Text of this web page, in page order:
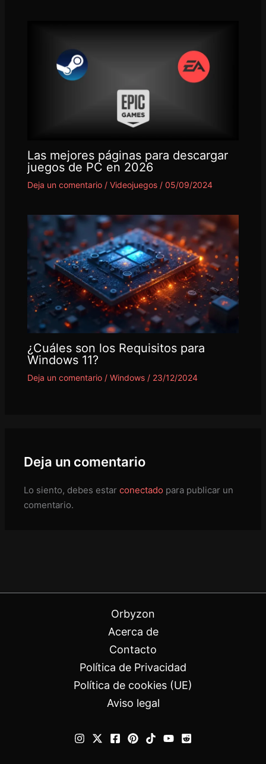
Las mejores páginas para descargar
juegos de PC en 2026
Deja un comentario / Videojuegos/ 05/09/2024
¿Cuáles son los Requisitos para
Windows 11?
Deja un comentario / Windows/ 23/12/2024
Deja un comentario
Lo siento, debes estarconectado para publicar un
comentario.
Orbyzon
Acerca de
Contacto
Política de Privacidad
Política de cookies (UE)
Aviso legal